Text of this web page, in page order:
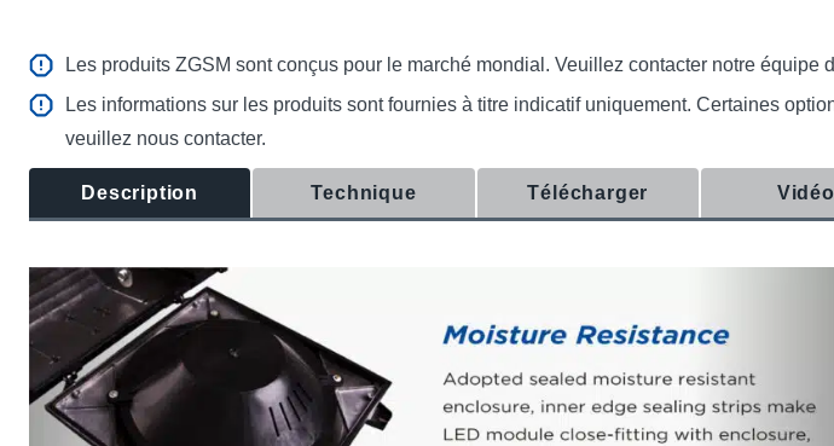
Les produits ZGSM sont conçus pour le marché mondial. Veuillez contacter notre équipe
Les informations sur les produits sont fournies à titre indicatif uniquement. Certaines
veuillez nous contacter.
Description Technique Télécharger